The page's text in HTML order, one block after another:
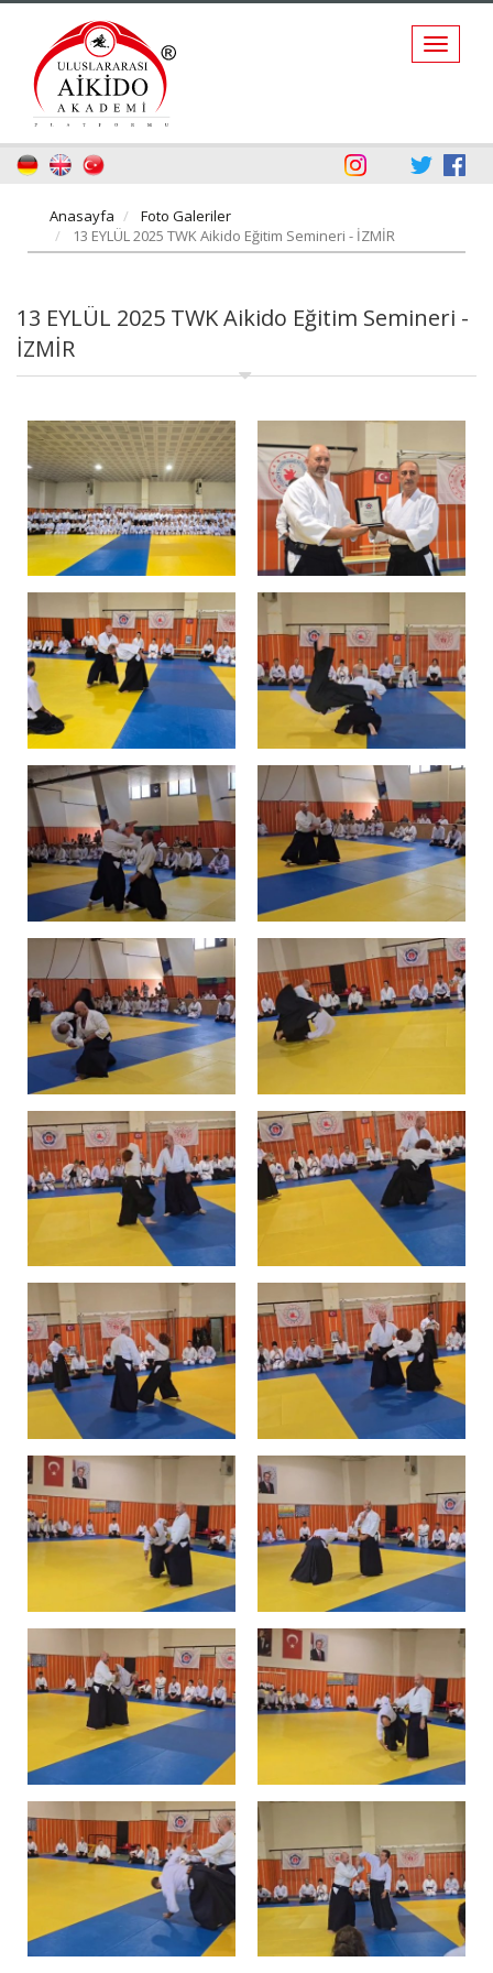
Anasayfa
Foto Galeriler
13 EYLÜL 2025 TWK Aikido Eğitim Semineri - İZMİR
13 EYLÜL 2025 TWK Aikido Eğitim Semineri -
İZMİR